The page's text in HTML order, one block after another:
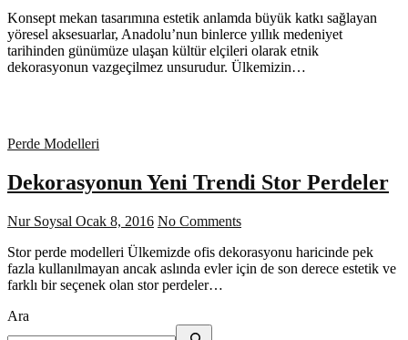
Konsept mekan tasarımına estetik anlamda büyük katkı sağlayan
yöresel aksesuarlar, Anadolu’nun binlerce yıllık medeniyet
tarihinden günümüze ulaşan kültür elçileri olarak etnik
dekorasyonun vazgeçilmez unsurudur. Ülkemizin…
Perde Modelleri
Dekorasyonun Yeni Trendi Stor Perdeler
Nur Soysal Ocak 8, 2016 No Comments
Stor perde modelleri Ülkemizde ofis dekorasyonu haricinde pek
fazla kullanılmayan ancak aslında evler için de son derece estetik ve
farklı bir seçenek olan stor perdeler…
Ara